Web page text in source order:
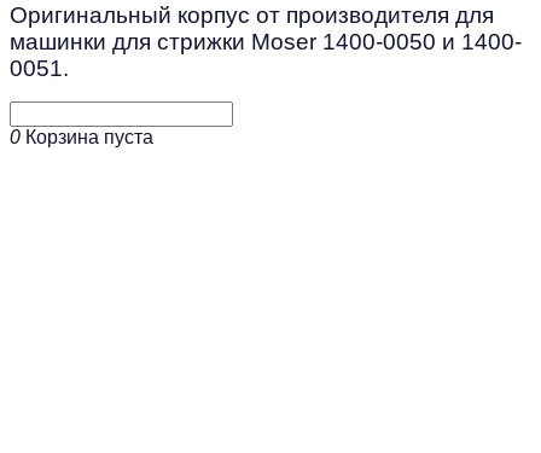
Оригинальный корпус от производителя для
машинки для стрижки Moser 1400-0050 и 1400-
0051.
0 Корзина пуста